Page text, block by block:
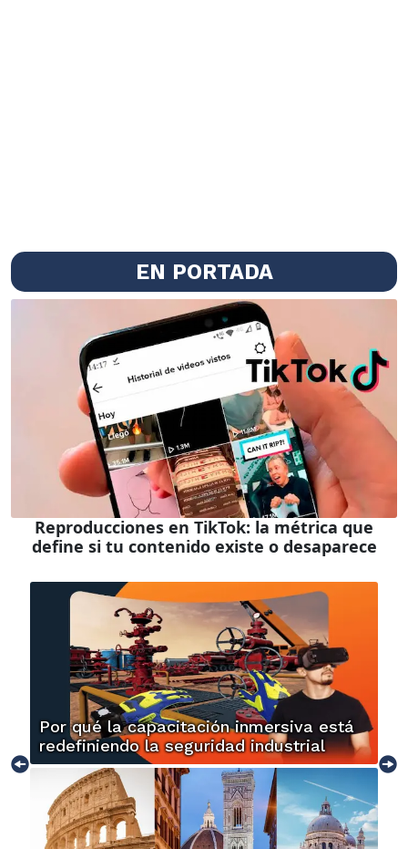
EN PORTADA
Reproducciones en TikTok: la métrica que
define si tu contenido existe o desaparece
Por qué la capacitación inmersiva está
redefiniendo la seguridad industrial